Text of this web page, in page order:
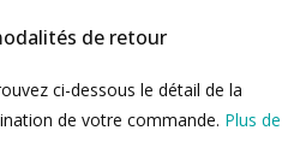
de retour
ci-dessous le détail de la
de votre commande. Plus de